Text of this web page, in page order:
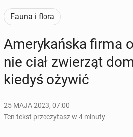
Fauna i flora
Ame­ry­kań­ska firma
nie ciał zwie­rząt
kiedyś ożywić
25 MAJA 2023, 07:00
Ten tekst przeczytasz w 4 minuty